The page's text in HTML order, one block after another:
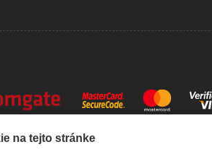
na tejto stránke
2026 mojetonery.sk Všetky práva vyhradené
eshop na mieru